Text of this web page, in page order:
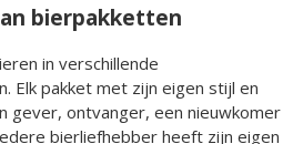
bierpakketten
in verschillende
Elk pakket met zijn eigen stijl en
gever, ontvanger, een nieuwkomer
bierliefhebber heeft zijn eigen